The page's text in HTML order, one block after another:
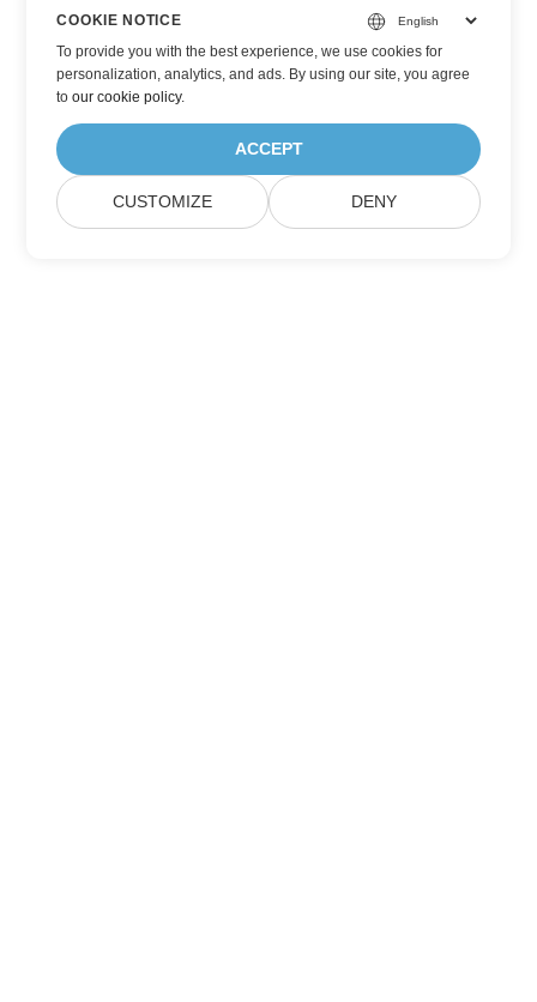
COOKIE NOTICE
To provide you with the best experience, we use cookies for
personalization, analytics, and ads. By using our site, you agree
toour cookie policy.
ACCEPT
CUSTOMIZE DENY